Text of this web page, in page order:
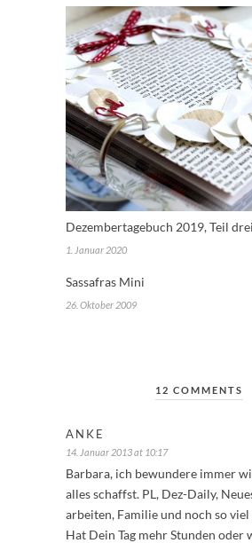
Dezembertagebuch 2019, Teil drei
1. Januar 2020
Sassafras Mini
26. Oktober 2009
12 COMMENTS
ANKE
14. Januar 2013 at 10:17
Barbara, ich bewundere immer
alles schaffst. PL, Dez-Daily,
arbeiten, Familie und noch so viel
Hat Dein Tag mehr Stunden oder